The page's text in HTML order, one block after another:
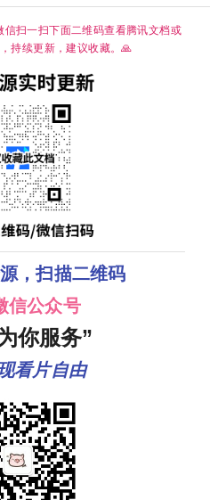
信扫一扫下面二维码查看腾讯文档或
持续更新，建议收藏。🙏
，扫描二维码
信公众号
你服务”
看片自由